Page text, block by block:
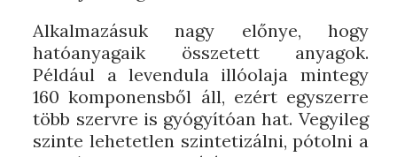
Alkalmazásuk nagy előnye, hogy
hatóanyagaik összetett anyagok.
Például a levendula illóolaja mintegy
160 komponensből áll, ezért egyszerre
több szervre is gyógyítóan hat. Vegyileg
szinte lehetetlen szintetizálni, pótolni a